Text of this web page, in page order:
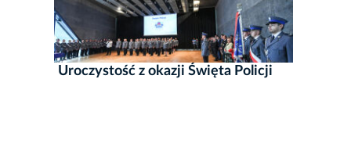
Uroczystość z okazji Święta Policji